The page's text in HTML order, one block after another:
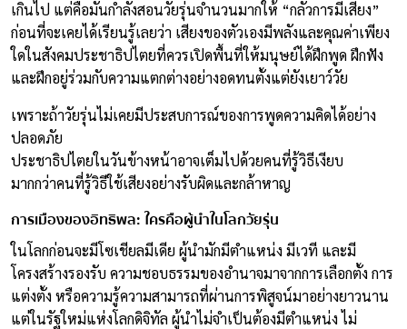
เกินไป แต่คือมันกำลังสอนวัยรุ่นจำนวนมากให้ “กลัวการมีเสียง”
ก่อนที่จะเคยได้เรียนรู้เลยว่า เสียงของตัวเองมีพลังและคุณค่าเพียง
ใดในสังคมประชาธิปไตยที่ควรเปิดพื้นที่ให้มนุษย์ได้ฝึกพูด ฝึกฟัง
และฝึกอยู่ร่วมกับความแตกต่างอย่างอดทนตั้งแต่ยังเยาว์วัย
เพราะถ้าวัยรุ่นไม่เคยมีประสบการณ์ของการพูดความคิดได้อย่าง
ปลอดภัย
ประชาธิปไตยในวันข้างหน้าอาจเต็มไปด้วยคนที่รู้วิธีเงียบ
มากกว่าคนที่รู้วิธีใช้เสียงอย่างรับผิดและกล้าหาญ
การเมืองของอิทธิพล: ใครคือผู้นำในโลกวัยรุ่น
ในโลกก่อนจะมีโซเชียลมีเดีย ผู้นำมักมีตำแหน่ง มีเวที และมี
โครงสร้างรองรับ ความชอบธรรมของอำนาจมาจากการเลือกตั้ง การ
แต่งตั้ง หรือความรู้ความสามารถที่ผ่านการพิสูจน์มาอย่างยาวนาน
แต่ในรัฐใหม่แห่งโลกดิจิทัล ผู้นำไม่จำเป็นต้องมีตำแหน่ง ไม่